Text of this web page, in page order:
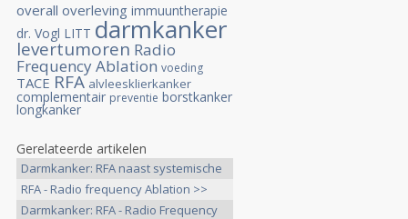
overall overleving immuuntherapie
dr. Vogl LITT darmkanker
levertumoren Radio
Frequency Ablation voeding
TACE RFA alvleesklierkanker
complementair preventie borstkanker
longkanker
Gerelateerde artikelen
Darmkanker: RFA naast systemische
>>
RFA - Radio frequency Ablation >>
Darmkanker: RFA - Radio Frequency